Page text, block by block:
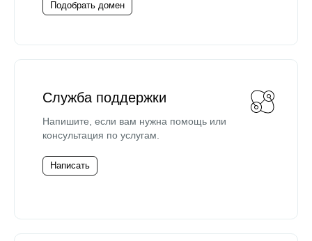
Подобрать домен
Служба поддержки
Напишите, если вам нужна помощь или
консультация по услугам.
Написать